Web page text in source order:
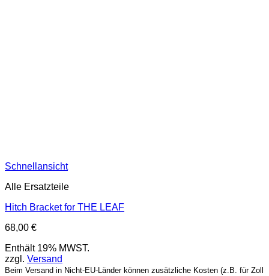
Schnellansicht
Alle Ersatzteile
Hitch Bracket for THE LEAF
68,00 €
Enthält 19% MWST.
zzgl. Versand
Beim Versand in Nicht-EU-Länder können zusätzliche Kosten (z.B. für Zoll